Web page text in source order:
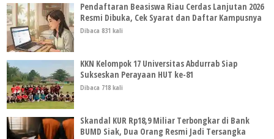
Pendaftaran Beasiswa Riau Cerdas Lanjutan 2026
Resmi Dibuka, Cek Syarat dan Daftar Kampusnya
Dibaca 831 kali
KKN Kelompok 17 Universitas Abdurrab Siap
Sukseskan Perayaan HUT ke-81
Dibaca 718 kali
Skandal KUR Rp18,9 Miliar Terbongkar di Bank
BUMD Siak, Dua Orang Resmi Jadi Tersangka